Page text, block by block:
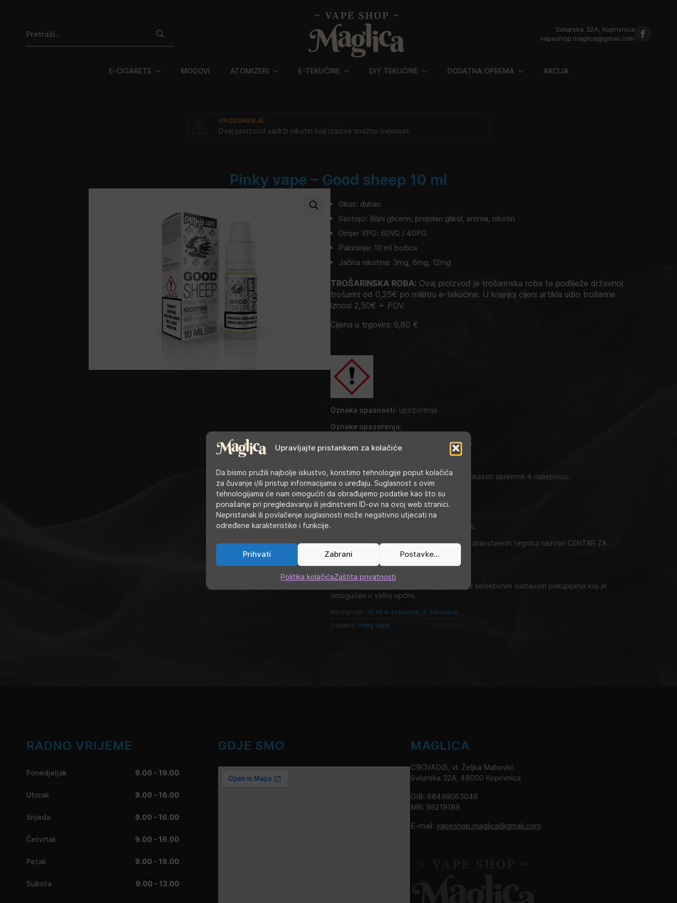
Upravljajte pristankom za kolačiće
Da bismo pružili najbolje iskustvo, koristimo tehnologije poput kolačića
za čuvanje i/ili pristup informacijama o uređaju. Suglasnost s ovim
tehnologijama će nam omogućiti da obrađujemo podatke kao što su
ponašanje pri pregledavanju ili jedinstveni ID-ovi na ovoj web stranici.
Nepristanak ili povlačenje suglasnosti može negativno utjecati na
određene karakteristike i funkcije.
Prihvati Zabrani Postavke...
Politika kolačićaZaštita privatnosti
Svilarska 32A, Koprivnica
vapeshop.maglica@gmail.com
E-CIGARETE MODOVI ATOMIZERI E-TEKUĆINE DIY TEKUĆINE DODATNA OPREMA AKCIJA
UPOZORENJE:
Ovaj proizvod sadrži nikotin koji izaziva snažnu ovisnost.
Pinky vape – Good sheep 10 ml
Okus: duhan
Sastojci: Biljni glicerin, propilen glikol, aroma, nikotin
Omjer VPG: 60VG / 40PG
Pakiranje: 10 ml bočica
Jačina nikotina: 3mg, 6mg, 12mg
TROŠARINSKA ROBA: Ovaj proizvod je trošarinska roba te podliježe državnoj
trošarini od 0,25€ po mililitru e-tekućine. U krajnjoj cijeni artikla udio trošarine
iznosi 2,50€ + PDV.
Cijena u trgovini: 6,80 €
Oznaka opasnosti: upozorenje
Oznake upozorenja:
Ak. toks. 4: H302 – Štetno ako se proguta.
P101: Ako je potrebna liječnička pomoć pokazati spremnik ili naljepnicu.
P102: Čuvati izvan dohvata djece.
P103: Prije uporabe pročitati naljepnicu.
P264: Nakon uporabe temeljito oprati ruke.
P301+P312: AKO SE PROGUTA: u slučaju zdravstvenih tegoba nazvati CENTAR ZA
KONTROLU OTROVANJA/liječnika.
P501: Odložiti sadržaj/spremnik pakovanje selektivnim sustavom prikupljanja koji je
omogućen u vašoj općini.
Kategorije: 10 ml e-tekućine, E-tekućine
Oznaka: Pinky vape
RADNO VRIJEME
Ponedjeljak 9.00 - 19.00
Utorak 9.00 - 16.00
Srijeda 9.00 - 16.00
Četvrtak 9.00 - 16.00
Petak 9.00 - 19.00
Subota 9.00 - 13.00
GDJE SMO MAGLICA
CROVADIS, vl. Željka Mahovlić
Svilarska 32A, 48000 Koprivnica
OIB: 68498063048
MB: 98219189
E-mail: vapeshop.maglica@gmail.com